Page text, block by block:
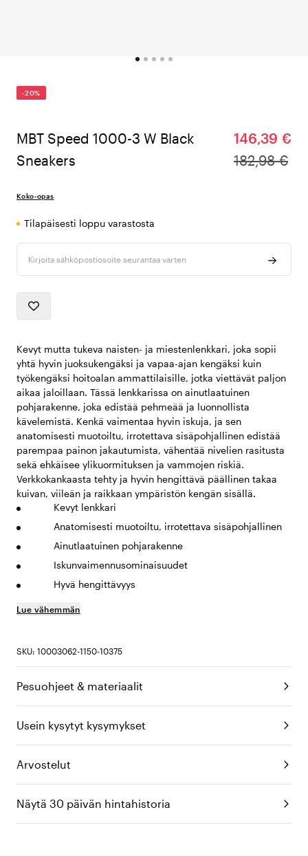
-20%
MBT Speed 1000-3 W Black
Sneakers
146,39 €
182,98 €
Koko-opas
Tilapäisesti loppu varastosta
Kevyt mutta tukeva naisten- ja miestenlenkkari, joka sopii
yhtä hyvin juoksukengäksi ja vapaa-ajan kengäksi kuin
työkengäksi hoitoalan ammattilaisille, jotka viettävät paljon
aikaa jaloillaan. Tässä lenkkarissa on ainutlaatuinen
pohjarakenne, joka edistää pehmeää ja luonnollista
kävelemistä. Kenkä vaimentaa hyvin iskuja, ja sen
anatomisesti muotoiltu, irrotettava sisäpohjallinen edistää
parempaa painon jakautumista, vähentää nivelien rasitusta
sekä ehkäisee ylikuormituksen ja vammojen riskiä.
Verkkokankaasta tehty ja hyvin hengittävä päällinen takaa
kuivan, viileän ja raikkaan ympäristön kengän sisällä.
Kevyt lenkkari
Anatomisesti muotoiltu, irrotettava sisäpohjallinen
Ainutlaatuinen pohjarakenne
Iskunvaimennusominaisuudet
Hyvä hengittävyys
Lue vähemmän
SKU: 10003062-1150-10375
Pesuohjeet & materiaalit
Usein kysytyt kysymykset
Arvostelut
Näytä 30 päivän hintahistoria